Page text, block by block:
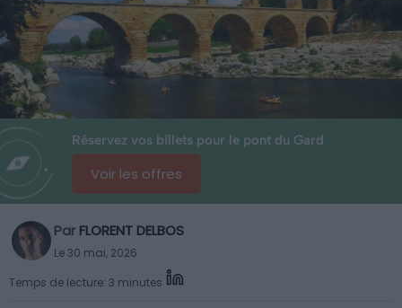
Réservez vos billets pour le pont du Gard
Voir les offres
Par FLORENT DELBOS
Le 30 mai, 2026
Temps de lecture: 3 minutes